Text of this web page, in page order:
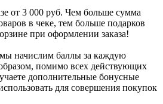
от 3 000 руб. Чем больше сумма
в чеке, тем больше подарков
при оформлении заказа!
начислим баллы за каждую
помимо всех действующих
дополнительные бонусные
для совершения покупок